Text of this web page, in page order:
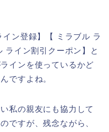
ン登録】【 ミラブル ラ
ライン割引クーポン】と
インを使っているかど
ですよね。
私の親友にも協力して
ですが、残念ながら、